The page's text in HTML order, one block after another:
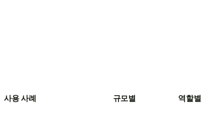
사용 사례 규모별 역할별